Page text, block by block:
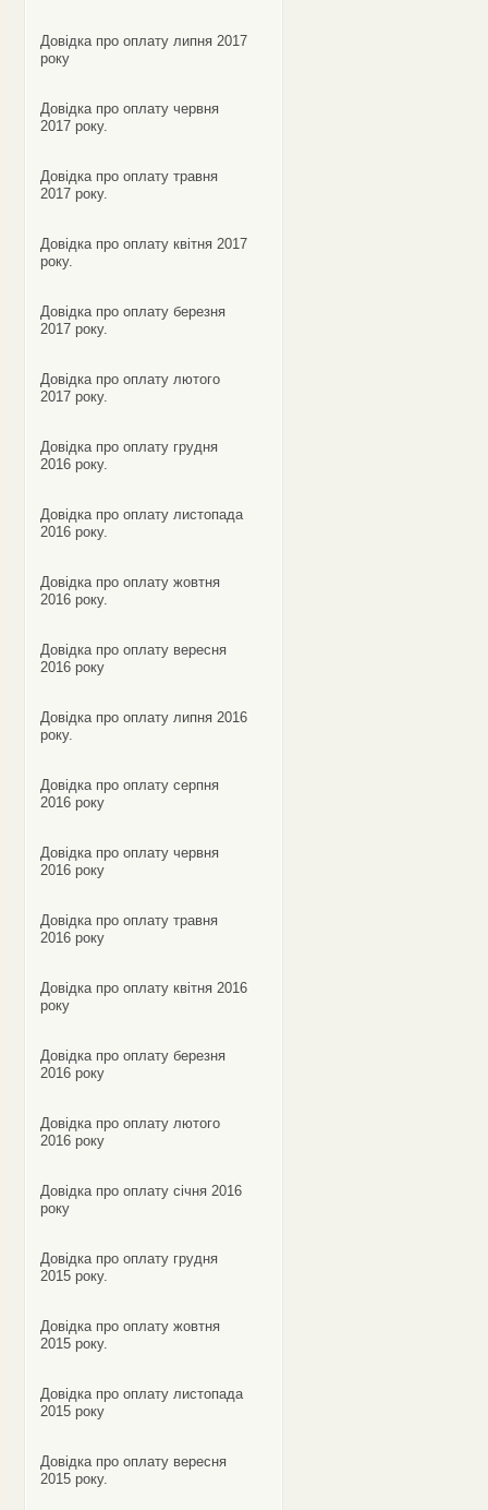
Довідка про оплату липня 2017
року
Довідка про оплату червня
2017 року.
Довідка про оплату травня
2017 року.
Довідка про оплату квітня 2017
року.
Довідка про оплату березня
2017 року.
Довідка про оплату лютого
2017 року.
Довідка про оплату грудня
2016 року.
Довідка про оплату листопада
2016 року.
Довідка про оплату жовтня
2016 року.
Довідка про оплату вересня
2016 року
Довідка про оплату липня 2016
року.
Довідка про оплату серпня
2016 року
Довідка про оплату червня
2016 року
Довідка про оплату травня
2016 року
Довідка про оплату квітня 2016
року
Довідка про оплату березня
2016 року
Довідка про оплату лютого
2016 року
Довідка про оплату січня 2016
року
Довідка про оплату грудня
2015 року.
Довідка про оплату жовтня
2015 року.
Довідка про оплату листопада
2015 року
Довідка про оплату вересня
2015 року.